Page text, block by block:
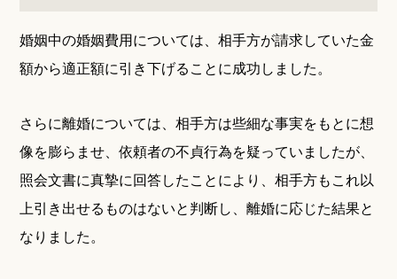
婚姻中の婚姻費用については、相手方が請求していた金
額から適正額に引き下げることに成功しました。
さらに離婚については、相手方は些細な事実をもとに想
像を膨らませ、依頼者の不貞行為を疑っていましたが、
照会文書に真摯に回答したことにより、相手方もこれ以
上引き出せるものはないと判断し、離婚に応じた結果と
なりました。